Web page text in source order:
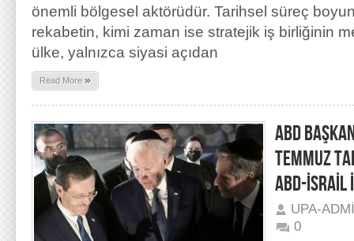
önemli bölgesel aktörüdür. Tarihsel süreç
rekabetin, kimi zaman ise stratejik iş birliğinin
ülke, yalnızca siyasi açıdan
Read More »
ABD
TEMMUZ
ABD-İSRAİL
UPA-
0